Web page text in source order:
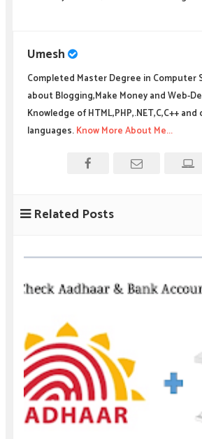
Umesh
Completed Master Degree in Computer
about Blogging,Make Money and Web-
Knowledge of HTML,PHP,.NET,C,C++
languages.Know More About Me...
Related Posts